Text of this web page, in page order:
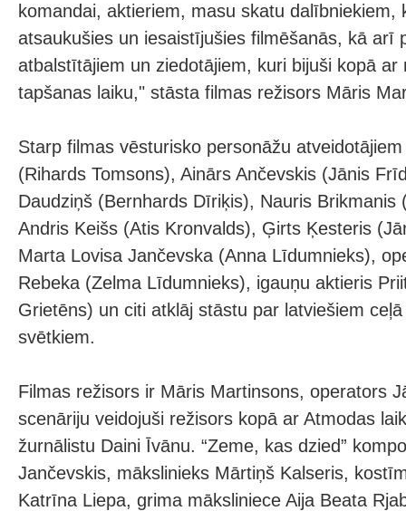
komandai, aktieriem, masu skatu dalībniekiem,
atsaukušies un iesaistījušies filmēšanās, kā arī
atbalstītājiem un ziedotājiem, kuri bijuši kopā ar
tapšanas laiku," stāsta filmas režisors Māris
Starp filmas vēsturisko personāžu
(Rihards Tomsons), Ainārs Ančevskis (Jānis
Daudziņš (Bernhards Dīriķis), Nauris Brikmanis
Andris Keišs (Atis Kronvalds), Ģirts Ķesteris
Marta Lovisa Jančevska (Anna Līdumnieks),
Rebeka (Zelma Līdumnieks), igauņu aktieris
Grietēns) un citi atklāj stāstu par latviešiem
svētkiem.
Filmas režisors ir Māris Martinsons, operators
scenāriju veidojuši režisors kopā ar Atmodas
žurnālistu Daini Īvānu. “Zeme, kas dzied”
Jančevskis, mākslinieks Mārtiņš Kalseris,
Katrīna Liepa, grima māksliniece Aija Beata